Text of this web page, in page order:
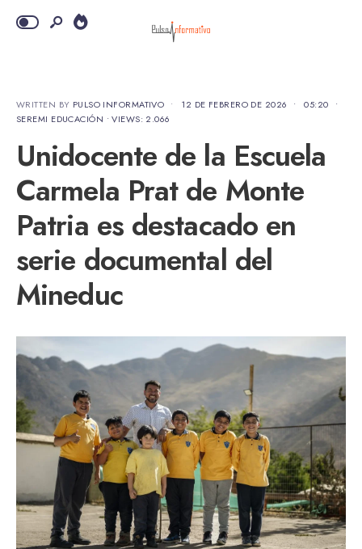
WRITTEN BY PULSO INFORMATIVO • 12 DE FEBRERO DE 2026 • 05:20
•
SEREMI EDUCACIÓN •VIEWS: 2.066
Unidocente de la Escuela
Carmela Prat de Monte
Patria es destacado en
serie documental del
Mineduc